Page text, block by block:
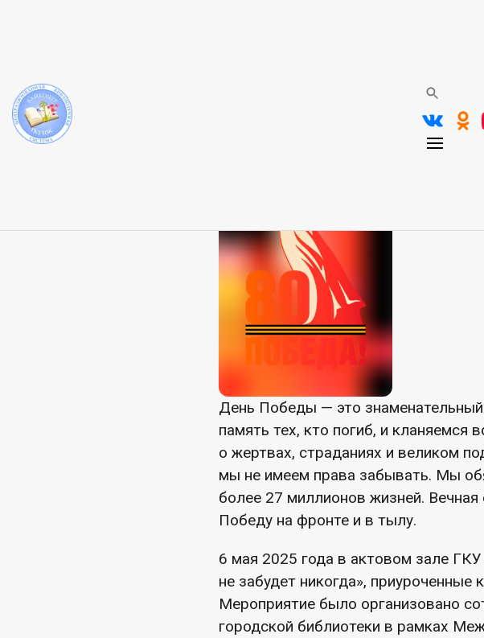
День Победы — это
память тех, кто погиб, и кланяемся
о жертвах, страданиях и великом
мы не имеем права забывать. Мы
более 27 миллионов жизней.
Победу на фронте и в тылу.
6 мая 2025 года в актовом зале
не забудет никогда»,
Мероприятие было организовано
городской библиотеки в рамках